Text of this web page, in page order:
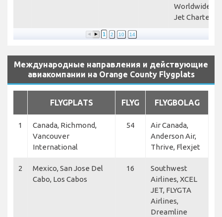
Worldwide
Jet Charter
1 2 10 14
Международные направления и действующие
авиакомпании на Orange County Flygplats
FLYGPLATS FLYG FLYGBOLAG
1
Canada, Richmond,
Vancouver
International
54
Air Canada,
Anderson Air,
Thrive, Flexjet
2
Mexico, San Jose Del
Cabo, Los Cabos
16
Southwest
Airlines, XCEL
JET, FLYGTA
Airlines,
Dreamline